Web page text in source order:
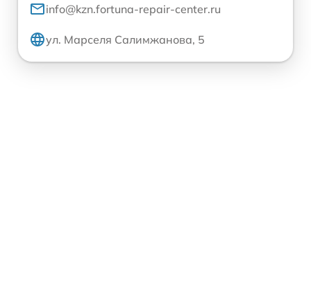
info@kzn.fortuna-repair-center.ru
ул. Марселя Салимжанова, 5